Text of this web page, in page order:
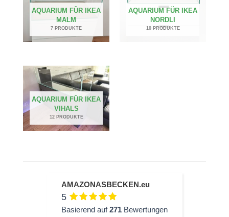
AQUARIUM FÜR IKEA
MALM
7 PRODUKTE
AQUARIUM FÜR IKEA
NORDLI
10 PRODUKTE
AQUARIUM FÜR IKEA
VIHALS
12 PRODUKTE
AMAZONASBECKEN.eu
5
Basierend auf271 Bewertungen